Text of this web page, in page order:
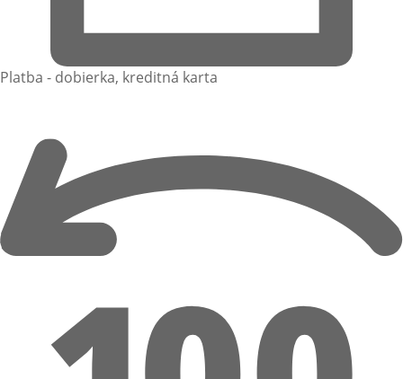
Platba - dobierka, kreditná karta